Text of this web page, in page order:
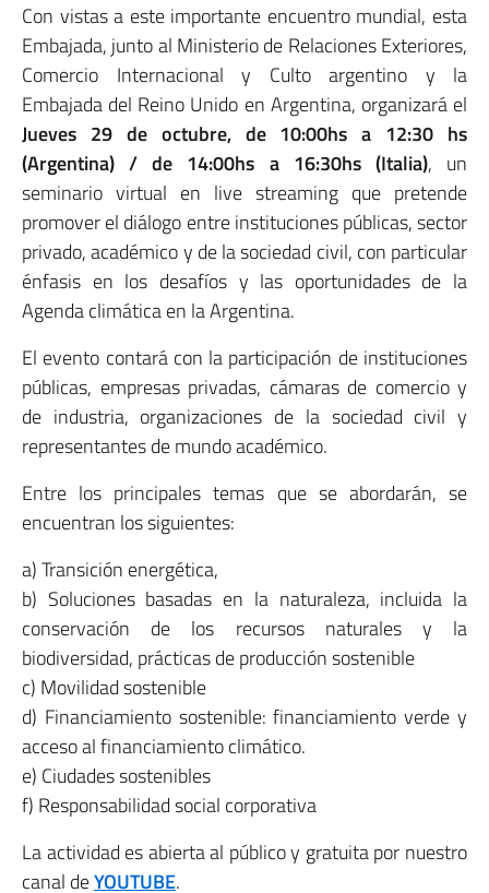
Con vistas a este importante encuentro mundial, esta
Embajada, junto al Ministerio de Relaciones Exteriores,
Comercio Internacional y Culto argentino y la
Embajada del Reino Unido en Argentina, organizará el
Jueves 29 de octubre, de 10:00hs a 12:30 hs
(Argentina) / de 14:00hs a 16:30hs (Italia), un
seminario virtual en live streaming que pretende
promover el diálogo entre instituciones públicas, sector
privado, académico y de la sociedad civil, con particular
énfasis en los desafíos y las oportunidades de la
Agenda climática en la Argentina.
El evento contará con la participación de instituciones
públicas, empresas privadas, cámaras de comercio y
de industria, organizaciones de la sociedad civil y
representantes de mundo académico.
Entre los principales temas que se abordarán, se
encuentran los siguientes:
a) Transición energética,
b) Soluciones basadas en la naturaleza, incluida la
conservación de los recursos naturales y la
biodiversidad, prácticas de producción sostenible
c) Movilidad sostenible
d) Financiamiento sostenible: financiamiento verde y
acceso al financiamiento climático.
e) Ciudades sostenibles
f) Responsabilidad social corporativa
La actividad es abierta al público y gratuita por nuestro
canal deYOUTUBE.